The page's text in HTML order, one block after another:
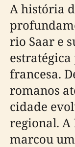
A história
rio Saar e
francesa.
romanos
cidade
regional.
marcou